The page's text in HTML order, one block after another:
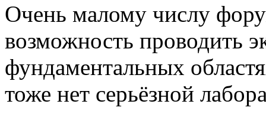
Очень малому числу
возможность проводить
фундаментальных
тоже нет серьёзной